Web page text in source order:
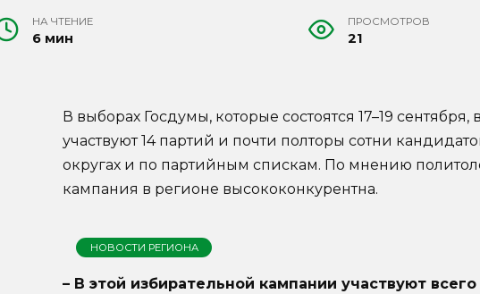
НА ЧТЕНИЕ
6 мин
ПРОСМОТРОВ
21
В выборах Госдумы, которые состоятся 17–19 сентября,
участвуют 14 партий и почти полторы сотни
округах и по партийным спискам. По мнению
кампания в регионе высококонкурентна.
НОВОСТИ РЕГИОНА
– В этой избирательной кампании участвуют